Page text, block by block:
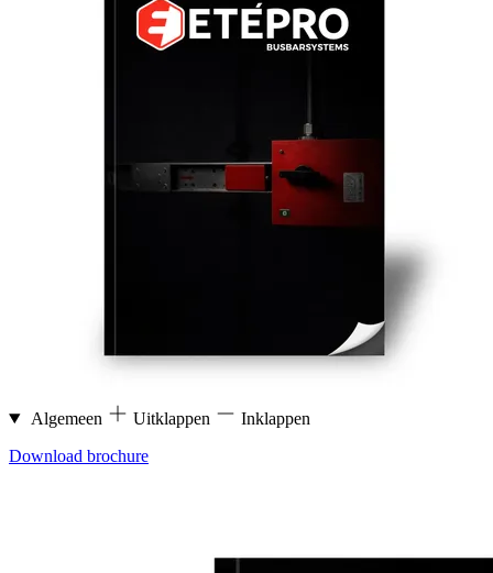
Algemeen Uitklappen
Inklappen
Download brochure